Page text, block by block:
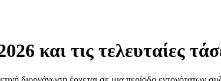
και τις τελευταίες